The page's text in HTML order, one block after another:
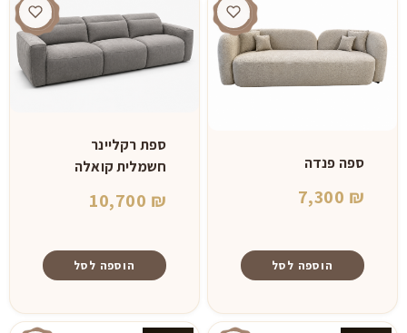
ספה פנדה
7,300 ₪
הוספה לסל
ספת רקליינר
חשמלית קואלה
10,700 ₪
הוספה לסל